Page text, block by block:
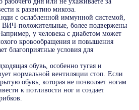
к развитию микоза.
с ослабленной иммунной системой,
ВИЧ-положительные, более подвержены
у человека с диабетом может
кровообращения и повышения
благоприятные условия для
обувь, особенно тугая и
нормальной вентиляции стоп. Если
обувь, которая не позволяет ногам
к потливости ног и создает